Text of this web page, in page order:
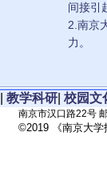
间接引
2.南京
力。
教学科研 校园文
南京市汉口路22号
©2019 《南京大